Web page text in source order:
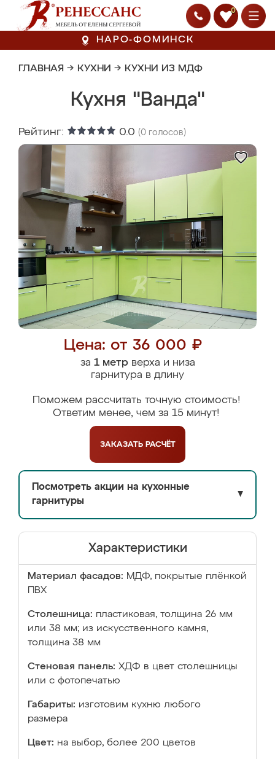
0
НАРО-ФОМИНСК
ГЛАВНАЯ → КУХНИ → КУХНИ ИЗ МДФ
Кухня "Ванда"
Рейтинг: 0.0 (0 голосов)
Цена: от 36 000 ₽
за 1 метрверха и низа
гарнитура в длину
Поможем рассчитать точную стоимость!
Ответим менее, чем за 15 минут!
ЗАКАЗАТЬ РАСЧЁТ
Посмотреть акции на кухонные
гарнитуры
▼
Характеристики
Материал фасадов: МДФ, покрытые плёнкой
ПВХ
Столешница: пластиковая, толщина 26 мм
или 38 мм; из искусственного камня,
толщина 38 мм
Стеновая панель: ХДФ в цвет столешницы
или с фотопечатью
Габариты: изготовим кухню любого
размера
Цвет: на выбор, более 200 цветов